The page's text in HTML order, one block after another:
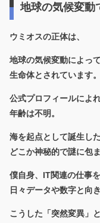
地球の気候変動
ウミオスの正体は、
地球の気候変動によっ
生命体とされています。
公式プロフィールによれ
年齢は不明。
海を起点として誕生し
どこか神秘的で謎に包
僕自身、IT関連の仕事
日々データや数字と向
こうした「突然変異」